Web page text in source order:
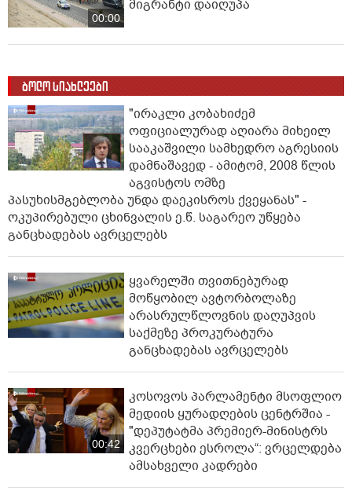
00:00
მიგრანტი დაიღუპა
ბოლო სიახლეები
"ირაკლი კობახიძემ
ოფიციალურად აღიარა მიხეილ
სააკაშვილი სამხედრო აგრესიის
დამნაშავედ - ამიტომ, 2008 წლის
აგვისტოს ომზე
პასუხისმგებლობა უნდა დაეკისროს ქვეყანას" -
ოკუპირებული ცხინვალის ე.წ. საგარეო უწყება
განცხადებას ავრცელებს
ყვარელში თვითნებურად
მოწყობილ ავტორბოლაზე
არასრულწლოვნის დაღუპვის
საქმეზე პროკურატურა
განცხადებას ავრცელებს
00:42
კოსოვოს პარლამენტი მსოფლიო
მედიის ყურადღების ცენტრშია -
"დეპუტატმა პრემიერ-მინისტრს
კვერცხები ესროლა“: ვრცელდება
ამსახველი კადრები